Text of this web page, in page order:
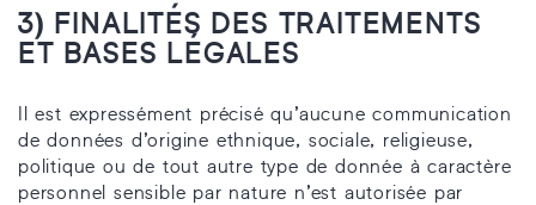
3) FINALITÉS DES TRAITEMENTS
ET BASES LÉGALES
Il est expressément précisé qu’aucune communication
de données d’origine ethnique, sociale, religieuse,
politique ou de tout autre type de donnée à caractère
personnel sensible par nature n’est autorisée par